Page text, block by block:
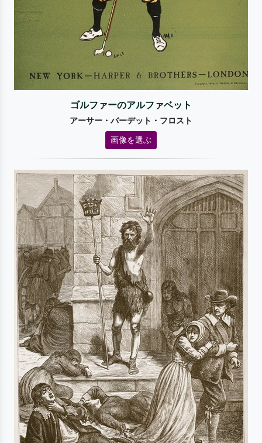
ゴルファーのアルファベット
アーサー・バーデット・フロスト
画像を選ぶ